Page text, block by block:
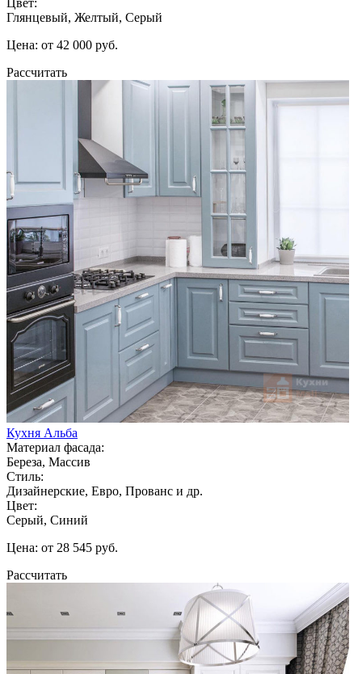
Глянцевый, Желтый, Серый
Цена: от 42 000 руб.
Рассчитать
Кухня Альба
Материал фасада:
Береза, Массив
Стиль:
Дизайнерские, Евро, Прованс и др.
Цвет:
Серый, Синий
Цена: от 28 545 руб.
Рассчитать